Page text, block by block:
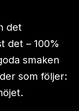
det
det – 100%
smaken
som följer: